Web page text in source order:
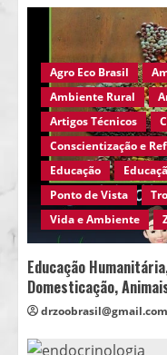
Agro Eco Brasil
Ambiente Rural
Artigos Técnicos
Conscientização e
Educação
Ponto de Vista
Vida e Ambiente
Educação
Domesticação,
drzoobrasil@gmail.com